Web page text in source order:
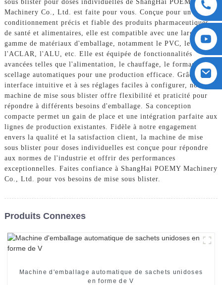
sous blister pour doses individuelles de ShangHai POEMY
Machinery Co., Ltd. est faite pour vous. Conçue pour un
conditionnement précis et fiable des produits pharmaceutiques,
de santé et alimentaires, elle est compatible avec une large
gamme de matériaux d'emballage, notamment le PVC, le PVDC,
l'ACLAR, l'ALU, etc. Elle est équipée de fonctionnalités
avancées telles que l'alimentation, le chauffage, le formage et le
scellage automatiques pour une production efficace. Grâce à son
interface intuitive et à ses réglages faciles à configurer, notre
machine de mise sous blister offre flexibilité et praticité pour
répondre à différents besoins d'emballage. Sa conception
compacte permet un gain de place et une intégration parfaite aux
lignes de production existantes. Fidèle à notre engagement
envers la qualité et la satisfaction client, la machine de mise
sous blister pour doses individuelles est conçue pour répondre
aux normes de l'industrie et offrir des performances
exceptionnelles. Faites confiance à ShangHai POEMY Machinery
Co., Ltd. pour vos besoins de mise sous blister.
Produits Connexes
Machine d'emballage automatique de sachets unidoses
en forme de V